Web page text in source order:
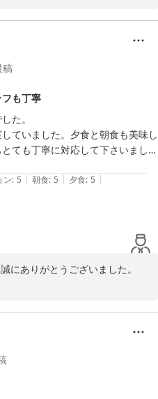
滞在をご提供できるよう、スタ
をご利用くださいませ。スタッ
ります。
稿
も丁寧
た。
ていました。夕食と朝食も美味し
ても丁寧に対応して下さいまし
ン: 5 | 朝食: 5 | 夕食: 5 |
にありがとうございました。
部屋の広さや景色、アメニティ
様子を伺い、何よりでございま
満足」とのお言葉をいただき、
、大変励みになっております。